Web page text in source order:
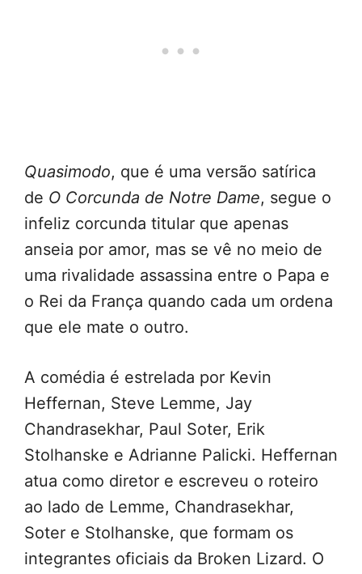
Quasimodo, que é uma versão satírica
de O Corcunda de Notre Dame, segue o
infeliz corcunda titular que apenas
anseia por amor, mas se vê no meio de
uma rivalidade assassina entre o Papa e
o Rei da França quando cada um ordena
que ele mate o outro.
A comédia é estrelada por Kevin
Heffernan, Steve Lemme, Jay
Chandrasekhar, Paul Soter, Erik
Stolhanske e Adrianne Palicki. Heffernan
atua como diretor e escreveu o roteiro
ao lado de Lemme, Chandrasekhar,
Soter e Stolhanske, que formam os
integrantes oficiais da Broken Lizard. O